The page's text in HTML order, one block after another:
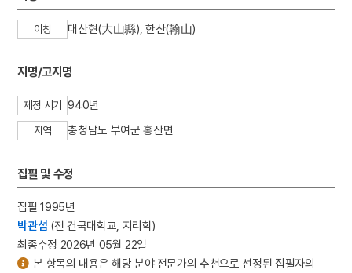
이칭 대산현(大山縣), 한산(翰山)
지명/고지명
제정 시기 940년
지역 충청남도 부여군 홍산면
집필 및 수정
집필 1995년
박관섭 (전 건국대학교, 지리학)
최종수정 2026년 05월 22일
본 항목의 내용은 해당 분야 전문가의 추천으로 선정된 집필자의